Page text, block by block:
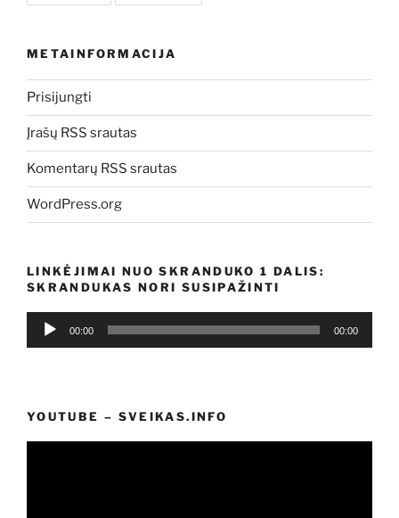
METAINFORMACIJA
Prisijungti
Įrašų RSS srautas
Komentarų RSS srautas
WordPress.org
LINKĖJIMAI NUO SKRANDUKO 1 DALIS:
SKRANDUKAS NORI SUSIPAŽINTI
Audio
00:00 00:00
YOUTUBE – SVEIKAS.INFO